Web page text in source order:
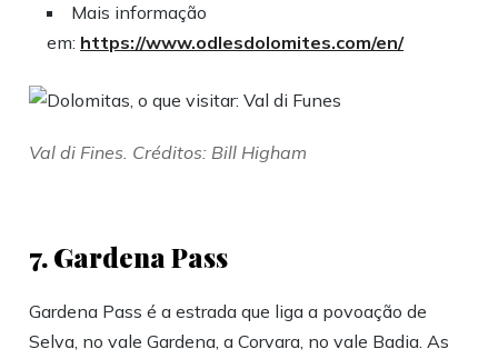
Mais informação
em: https://www.odlesdolomites.com/en/
Val di Fines. Créditos: Bill Higham
7. Gardena Pass
Gardena Pass é a estrada que liga a povoação de
Selva, no vale Gardena, a Corvara, no vale Badia. As